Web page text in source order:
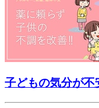
子どもの気分が不